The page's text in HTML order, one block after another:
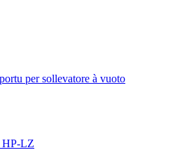
per sollevatore à vuoto